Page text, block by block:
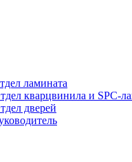
ламината
кварцвинила и SPC-
дверей